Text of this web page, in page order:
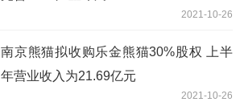
2021-10-26
南京熊猫拟收购乐金熊猫30%股权 上半
年营业收入为21.69亿元
2021-10-26